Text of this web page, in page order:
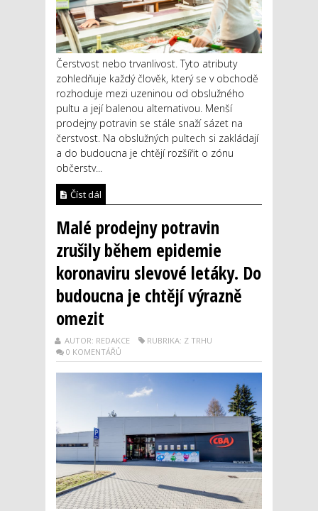
Čerstvost nebo trvanlivost. Tyto atributy
zohledňuje každý člověk, který se v obchodě
rozhoduje mezi uzeninou od obslužného
pultu a její balenou alternativou. Menší
prodejny potravin se stále snaží sázet na
čerstvost. Na obslužných pultech si zakládají
a do budoucna je chtějí rozšířit o zónu
občerstv...
Číst dál
Malé prodejny potravin
zrušily během epidemie
koronaviru slevové letáky. Do
budoucna je chtějí výrazně
omezit
AUTOR: REDAKCE
RUBRIKA: Z TRHU
0 KOMENTÁŘŮ